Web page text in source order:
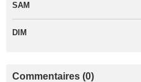
SAM
DIM
Commentaires (0)